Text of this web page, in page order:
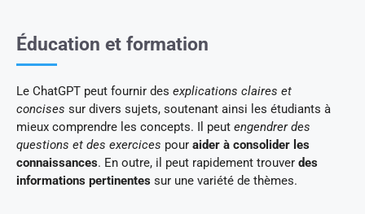
Éducation et formation
Le ChatGPT peut fournir des explications claires et
concises sur divers sujets, soutenant ainsi les étudiants à
mieux comprendre les concepts. Il peut engendrer des
questions et des exercices pour aider à consolider les
connaissances. En outre, il peut rapidement trouver des
informations pertinentes sur une variété de thèmes.